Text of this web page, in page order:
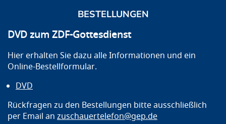
BESTELLUNGEN
DVD zum ZDF-Gottesdienst
Hier erhalten Sie dazu alle Informationen und ein
Online-Bestellformular.
DVD
Rückfragen zu den Bestellungen bitte ausschließlich
per Email an zuschauertelefon@gep.de